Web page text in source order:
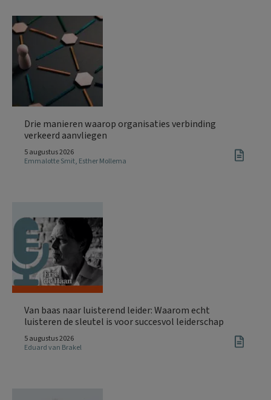
Drie manieren waarop organisaties verbinding
verkeerd aanvliegen
5 augustus 2026
Emmalotte Smit, Esther Mollema
Van baas naar luisterend leider: Waarom echt
luisteren de sleutel is voor succesvol leiderschap
5 augustus 2026
Eduard van Brakel